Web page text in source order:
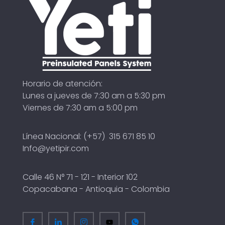
Horario de atención:
Lunes a jueves de 7:30 am a 5:30 pm
Viernes de 7:30 am a 5:00 pm
Línea Nacional: (+57) 315 671 85 10
Info@yetipir.com
Calle 46 N° 71 - 121 - Interior 102
Copacabana - Antioquia - Colombia